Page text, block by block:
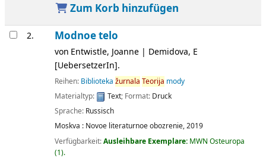
Zum Korb hinzufügen
2. Modnoe telo
von Entwistle, Joanne| Demidova, E
[UebersetzerIn].
Reihen: Biblioteka žurnala Teorija mody
Materialtyp:
Text; Format: Druck
Sprache: Russisch
Moskva : Novoe literaturnoe obozrenie,2019
Verfügbarkeit:Ausleihbare Exemplare: MWN Osteuropa
(1).